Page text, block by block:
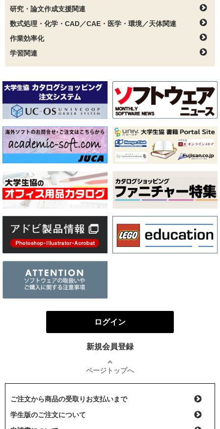
研究・論文作成支援関連
数式処理・化学・CAD／CAE・医学・環境／天体関連
作業効率化
学習関連
ログイン
新規会員登録
ページトップへ
ご注文から商品の受取りお支払いまで
学生版のご注文について